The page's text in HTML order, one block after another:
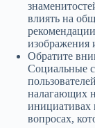
влиять на
изображения
Обратите
Социальные
налагающих
инициативах
вопросах,